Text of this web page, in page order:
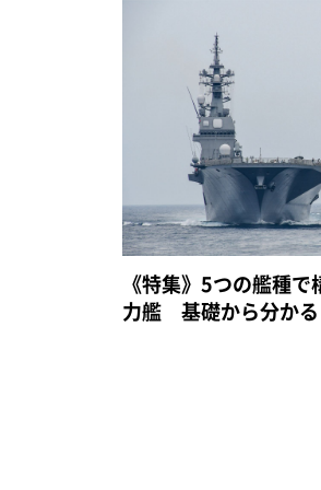
《特集》5つの艦種
力艦 基礎から分か